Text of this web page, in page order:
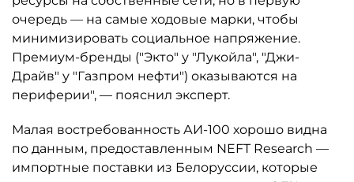
очередь — на самые ходовые марки, чтобы
минимизировать социальное напряжение.
Премиум-бренды ("Экто" у "Лукойла", "Джи-
Драйв" у "Газпром нефти") оказываются на
периферии", — пояснил эксперт.
Малая востребованность АИ-100 хорошо видна
по данным, предоставленным NEFT Research —
импортные поставки из Белоруссии, которые